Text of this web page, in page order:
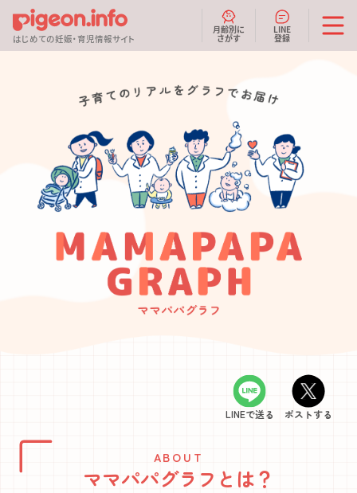
はじめての妊娠・育児情報サイト
月齢別に
さがす
LINE
登録
LINEで送る ポストする
ABOUT
ママパパグラフとは？